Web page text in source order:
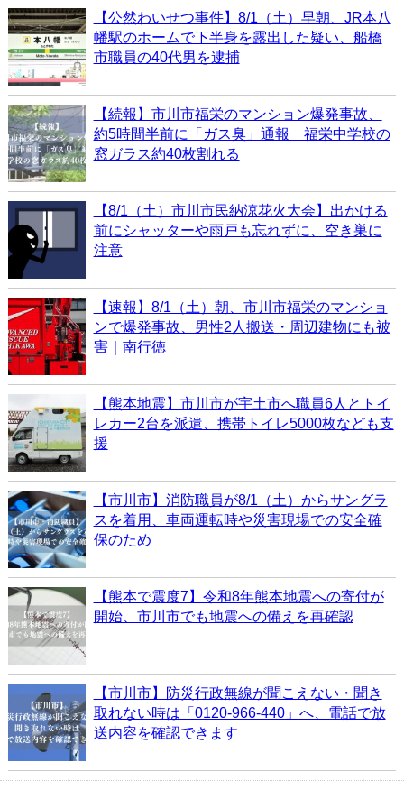
【公然わいせつ事件】8/1（土）早朝、JR本八
幡駅のホームで下半身を露出した疑い、船橋
市職員の40代男を逮捕
【続報】市川市福栄のマンション爆発事故、
約5時間半前に「ガス臭」通報 福栄中学校の
窓ガラス約40枚割れる
【8/1（土）市川市民納涼花火大会】出かける
前にシャッターや雨戸も忘れずに、空き巣に
注意
【速報】8/1（土）朝、市川市福栄のマンショ
ンで爆発事故、男性2人搬送・周辺建物にも被
害｜南行徳
【熊本地震】市川市が宇土市へ職員6人とトイ
レカー2台を派遣、携帯トイレ5000枚なども支
援
【市川市】消防職員が8/1（土）からサングラ
スを着用、車両運転時や災害現場での安全確
保のため
【熊本で震度7】令和8年熊本地震への寄付が
開始、市川市でも地震への備えを再確認
【市川市】防災行政無線が聞こえない・聞き
取れない時は「0120-966-440」へ、電話で放
送内容を確認できます